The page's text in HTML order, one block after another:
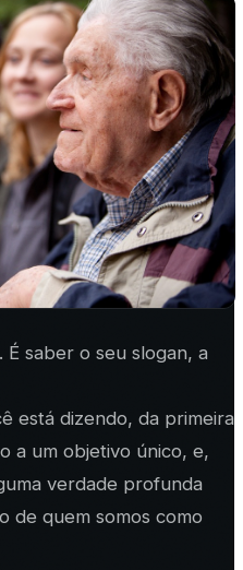
saber o seu slogan, a
está dizendo, da primeira
a um objetivo único, e,
verdade profunda
de quem somos como